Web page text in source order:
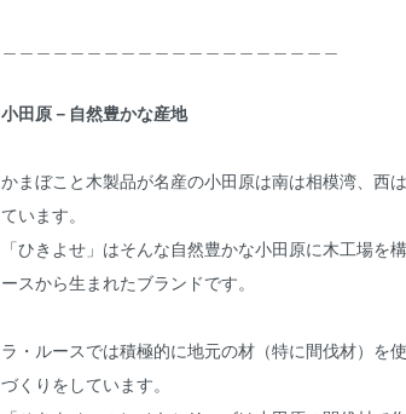
小田原－自然豊かな産地
かまぼこと木製品が名産の小田原は南は相模湾、西
ています。
「ひきよせ」はそんな自然豊かな小田原に木工場を
ースから生まれたブランドです。
ラ・ルースでは積極的に地元の材（特に間伐材）を
づくりをしています。